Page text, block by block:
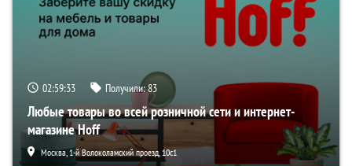
02:59:32 Получили:83
Любые товары во всей розничной сети и интернет-
магазине Hoff
Москва, 1-й Волоколамский проезд, 10с1